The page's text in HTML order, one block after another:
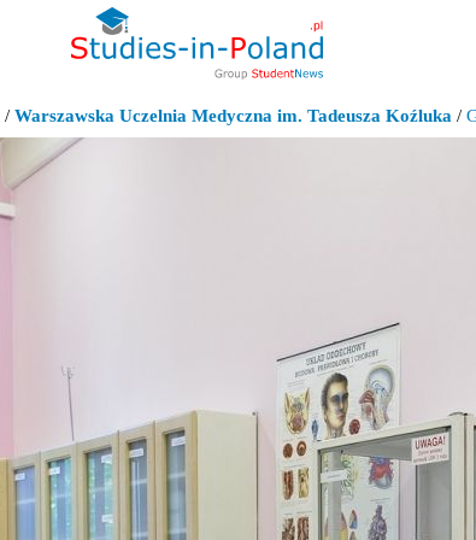
/ Warszawska Uczelnia Medyczna im. Tadeusza Koźluka /